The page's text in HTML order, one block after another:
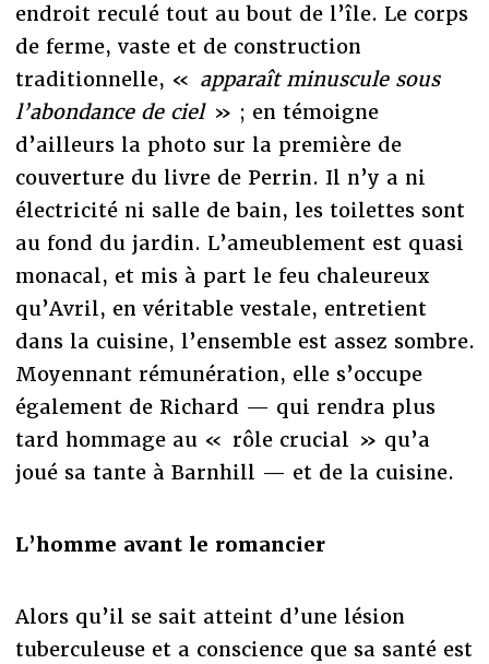
endroit reculé tout au bout de l’île. Le corps
de ferme, vaste et de construction
traditionnelle, « apparaît minuscule sous
l’abondance de ciel» ; en témoigne
d’ailleurs la photo sur la première de
couverture du livre de Perrin. Il n’y a ni
électricité ni salle de bain, les toilettes sont
au fond du jardin. L’ameublement est quasi
monacal, et mis à part le feu chaleureux
qu’Avril, en véritable vestale, entretient
dans la cuisine, l’ensemble est assez sombre.
Moyennant rémunération, elle s’occupe
également de Richard — qui rendra plus
tard hommage au « rôle crucial » qu’a
joué sa tante à Barnhill — et de la cuisine.
L’homme avant le romancier
Alors qu’il se sait atteint d’une lésion
tuberculeuse et a conscience que sa santé est